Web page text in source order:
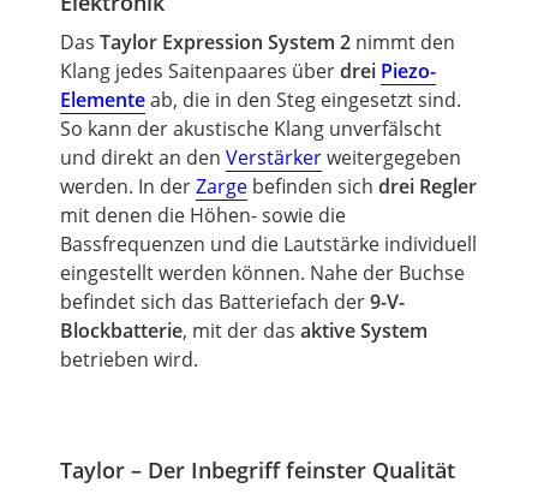
Das Taylor Expression System 2 nimmt den
Klang jedes Saitenpaares überdrei Piezo-
Elementeab, die in den Steg eingesetzt sind.
So kann der akustische Klang unverfälscht
und direkt an den Verstärkerweitergegeben
werden. In derZarge befinden sich drei Regler
mit denen die Höhen- sowie die
Bassfrequenzen und die Lautstärke individuell
eingestellt werden können. Nahe der Buchse
befindet sich das Batteriefach der9-V-
Blockbatterie, mit der das aktive System
betrieben wird.
Taylor – Der Inbegriff feinster Qualität